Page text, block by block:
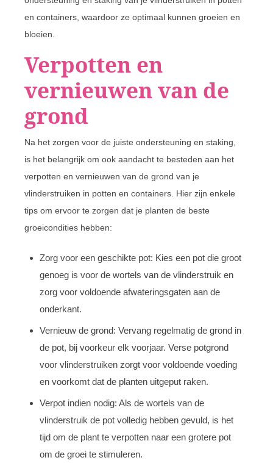
en containers, waardoor ze optimaal kunnen groeien en
bloeien.
Verpotten en
vernieuwen van de
grond
Na het zorgen voor de juiste ondersteuning en staking,
is het belangrijk om ook aandacht te besteden aan het
verpotten en vernieuwen van de grond van je
vlinderstruiken in potten en containers. Hier zijn enkele
tips om ervoor te zorgen dat je planten de beste
groeicondities hebben:
Zorg voor een geschikte pot: Kies een pot die groot
genoeg is voor de wortels van de vlinderstruik en
zorg voor voldoende afwateringsgaten aan de
onderkant.
Vernieuw de grond: Vervang regelmatig de grond in
de pot, bij voorkeur elk voorjaar. Verse potgrond
voor vlinderstruiken zorgt voor voldoende voeding
en voorkomt dat de planten uitgeput raken.
Verpot indien nodig: Als de wortels van de
vlinderstruik de pot volledig hebben gevuld, is het
tijd om de plant te verpotten naar een grotere pot
om de groei te stimuleren.